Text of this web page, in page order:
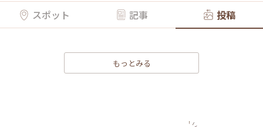
スポット 記事 投稿
もっとみる